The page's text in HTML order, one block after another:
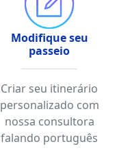
Modifique seu
passeio
Criar seu itinerário
personalizado com
nossa consultora
falando português